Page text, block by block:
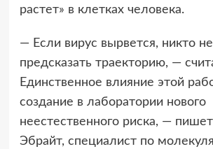
растет» в клетках человека.
— Если вирус вырвется, никто
предсказать траекторию, —
Единственное влияние этой
создание в лаборатории нового
неестественного риска, —
Эбрайт, специалист по